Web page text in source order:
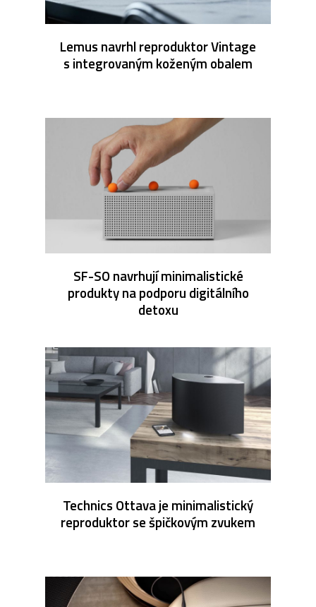
Lemus navrhl reproduktor Vintage
s integrovaným koženým obalem
SF-SO navrhují minimalistické
produkty na podporu digitálního
detoxu
Technics Ottava je minimalistický
reproduktor se špičkovým zvukem